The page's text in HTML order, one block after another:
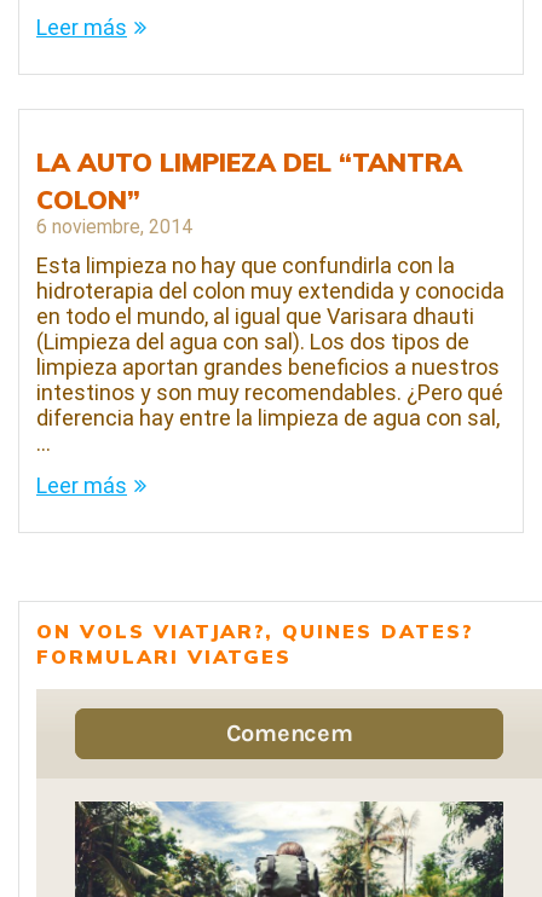
Leer más
LA AUTO LIMPIEZA DEL “TANTRA
COLON”
6 noviembre, 2014
Esta limpieza no hay que confundirla con la
hidroterapia del colon muy extendida y conocida
en todo el mundo, al igual que Varisara dhauti
(Limpieza del agua con sal). Los dos tipos de
limpieza aportan grandes beneficios a nuestros
intestinos y son muy recomendables. ¿Pero qué
diferencia hay entre la limpieza de agua con sal,
…
Leer más
ON VOLS VIATJAR?, QUINES DATES?
FORMULARI VIATGES